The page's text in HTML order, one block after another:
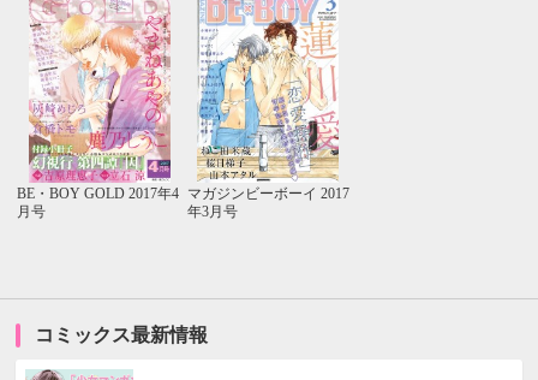
BE・BOY GOLD 2017年4
月号
マガジンビーボーイ 2017
年3月号
コミックス最新情報